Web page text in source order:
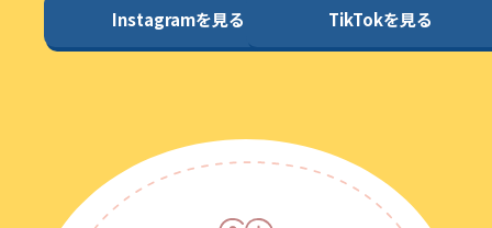
Instagramを見る TikTokを見る